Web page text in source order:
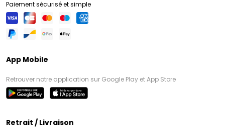
Paiement sécurisé et simple
App Mobile
Retrouver notre application sur Google Play et App Store
Retrait / Livraison